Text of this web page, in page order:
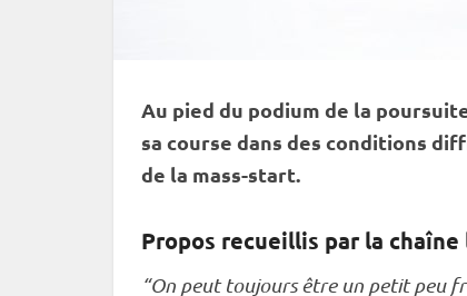
Au pied du podium de la
sa course dans des conditions
de la mass-start.
Propos recueillis par la chaîne
“On peut toujours être un petit peu